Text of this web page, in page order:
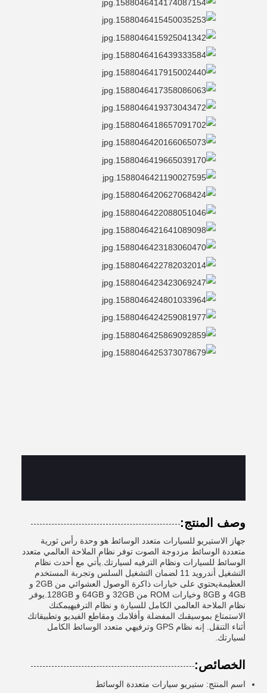
وصف المنتج:
جهاز الاستيريو للسيارات متعدد الوسائط هو وحدة رأس ثورية
متعددة الوسائط مزدوجة الصوت توفر نظام الملاحة العالمي متعدد
الوسائط للسيارات ونظام الترفيه لسيارتك.يأتي مع أحدث نظام
التشغيل أندرويد 11 لضمان التشغيل السلس وتجربة المستخدم
العظيمةيحتوي على خيارات ذاكرة الوصول العشوائي من 2GB و
4GB و 8GB وخيارات ROM من 32GB و 64GB و 128GB.يوفر
نظام الملاحة العالمي الكامل للسيارة و نظام الترفيهيمكنك
الاستمتاع بموسيقىك المفضلة وأفلامك ومقاطع الفيديو وتطبيقاتك
أثناء التنقل. إنه نظام GPS وترفيهي متعدد الوسائط الكامل
لسيارتك.
الخصائص:
اسم المنتج: ستيريو سيارات متعددة الوسائط